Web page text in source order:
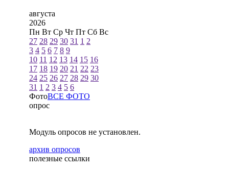
августа
2026
Пн Вт Ср Чт Пт Сб Вс
27 28 29 30 31 1 2
3 4 5 6 7 8 9
10 11 12 13 14 15 16
17 18 19 20 21 22 23
24 25 26 27 28 29 30
31 1 2 3 4 5 6
ФотоВСЕ ФОТО
опрос
Модуль опросов не установлен.
архив опросов
полезные ссылки